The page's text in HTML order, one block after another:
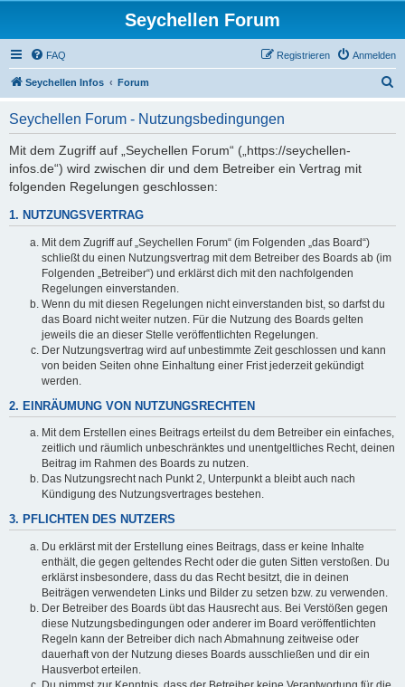
Seychellen Forum
FAQ Anmelden
Registrieren
Seychellen Infos Forum
Seychellen Forum - Nutzungsbedingungen
Mit dem Zugriff auf „Seychellen Forum“ („https://seychellen-
infos.de“) wird zwischen dir und dem Betreiber ein Vertrag mit
folgenden Regelungen geschlossen:
1. NUTZUNGSVERTRAG
Mit dem Zugriff auf „Seychellen Forum“ (im Folgenden „das Board“)
schließt du einen Nutzungsvertrag mit dem Betreiber des Boards ab (im
Folgenden „Betreiber“) und erklärst dich mit den nachfolgenden
Regelungen einverstanden.
Wenn du mit diesen Regelungen nicht einverstanden bist, so darfst du
das Board nicht weiter nutzen. Für die Nutzung des Boards gelten
jeweils die an dieser Stelle veröffentlichten Regelungen.
Der Nutzungsvertrag wird auf unbestimmte Zeit geschlossen und kann
von beiden Seiten ohne Einhaltung einer Frist jederzeit gekündigt
werden.
2. EINRÄUMUNG VON NUTZUNGSRECHTEN
Mit dem Erstellen eines Beitrags erteilst du dem Betreiber ein einfaches,
zeitlich und räumlich unbeschränktes und unentgeltliches Recht, deinen
Beitrag im Rahmen des Boards zu nutzen.
Das Nutzungsrecht nach Punkt 2, Unterpunkt a bleibt auch nach
Kündigung des Nutzungsvertrages bestehen.
3. PFLICHTEN DES NUTZERS
Du erklärst mit der Erstellung eines Beitrags, dass er keine Inhalte
enthält, die gegen geltendes Recht oder die guten Sitten verstoßen. Du
erklärst insbesondere, dass du das Recht besitzt, die in deinen
Beiträgen verwendeten Links und Bilder zu setzen bzw. zu verwenden.
Der Betreiber des Boards übt das Hausrecht aus. Bei Verstößen gegen
diese Nutzungsbedingungen oder anderer im Board veröffentlichten
Regeln kann der Betreiber dich nach Abmahnung zeitweise oder
dauerhaft von der Nutzung dieses Boards ausschließen und dir ein
Hausverbot erteilen.